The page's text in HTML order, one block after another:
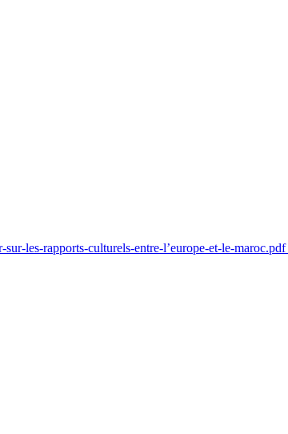
les-rapports-culturels-entre-l’europe-et-le-maroc.pdf